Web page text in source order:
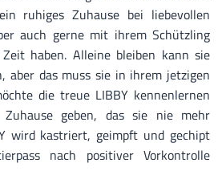
ruhiges Zuhause bei liebevollen
auch gerne mit ihrem Schützling
haben. Alleine bleiben kann sie
aber das muss sie in ihrem jetzigen
die treue LIBBY kennenlernen
geben, das sie nie mehr
wird kastriert, geimpft und gechipt
nach positiver Vorkontrolle